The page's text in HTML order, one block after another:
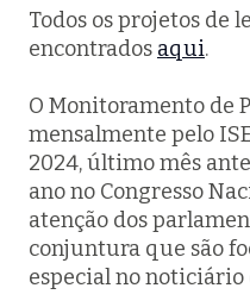
Todos os projetos de
encontrados aqui.
O Monitoramento de
mensalmente pelo
2024, último mês
ano no Congresso
atenção dos
conjuntura que são
especial no